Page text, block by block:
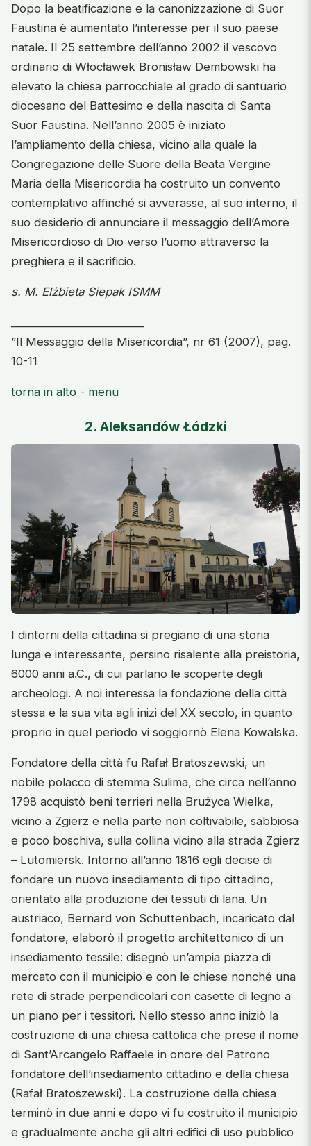
Dopo la beatificazione e la canonizzazione di Suor
Faustina è aumentato l’interesse per il suo paese
natale. Il 25 settembre dell’anno 2002 il vescovo
ordinario di Włocławek Bronisław Dembowski ha
elevato la chiesa parrocchiale al grado di santuario
diocesano del Battesimo e della nascita di Santa
Suor Faustina. Nell’anno 2005 è iniziato
l’ampliamento della chiesa, vicino alla quale la
Congregazione delle Suore della Beata Vergine
Maria della Misericordia ha costruito un convento
contemplativo affinché si avverasse, al suo interno, il
suo desiderio di annunciare il messaggio dell’Amore
Misericordioso di Dio verso l’uomo attraverso la
preghiera e il sacrificio.
s. M. Elżbieta Siepak ISMM
”Il Messaggio della Misericordia”, nr 61 (2007), pag.
10-11
torna in alto - menu
2. Aleksandów Łódzki
I dintorni della cittadina si pregiano di una storia
lunga e interessante, persino risalente alla preistoria,
6000 anni a.C., di cui parlano le scoperte degli
archeologi. A noi interessa la fondazione della città
stessa e la sua vita agli inizi del XX secolo, in quanto
proprio in quel periodo vi soggiornò Elena Kowalska.
Fondatore della città fu Rafał Bratoszewski, un
nobile polacco di stemma Sulima, che circa nell’anno
1798 acquistò beni terrieri nella Brużyca Wielka,
vicino a Zgierz e nella parte non coltivabile, sabbiosa
e poco boschiva, sulla collina vicino alla strada Zgierz
– Lutomiersk. Intorno all’anno 1816 egli decise di
fondare un nuovo insediamento di tipo cittadino,
orientato alla produzione dei tessuti di lana. Un
austriaco, Bernard von Schuttenbach, incaricato dal
fondatore, elaborò il progetto architettonico di un
insediamento tessile: disegnò un’ampia piazza di
mercato con il municipio e con le chiese nonché una
rete di strade perpendicolari con casette di legno a
un piano per i tessitori. Nello stesso anno iniziò la
costruzione di una chiesa cattolica che prese il nome
di Sant’Arcangelo Raffaele in onore del Patrono
fondatore dell’insediamento cittadino e della chiesa
(Rafał Bratoszewski). La costruzione della chiesa
terminò in due anni e dopo vi fu costruito il municipio
e gradualmente anche gli altri edifici di uso pubblico